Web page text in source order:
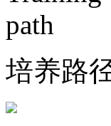
path
培养路